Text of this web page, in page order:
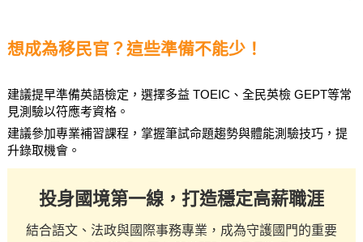
想成為移民官？這些準備不能少！
建議提早準備英語檢定，選擇多益 TOEIC、全民英檢 GEPT等常
見測驗以符應考資格。
建議參加專業補習課程，掌握筆試命題趨勢與體能測驗技巧，提
升錄取機會。
投身國境第一線，打造穩定高薪職涯
結合語文、法政與國際事務專業，成為守護國門的重要